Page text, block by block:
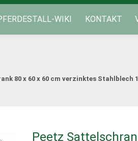
WIKI KONTAKT
80 x 60 x 60 cm verzinktes Stahlblech
Peetz